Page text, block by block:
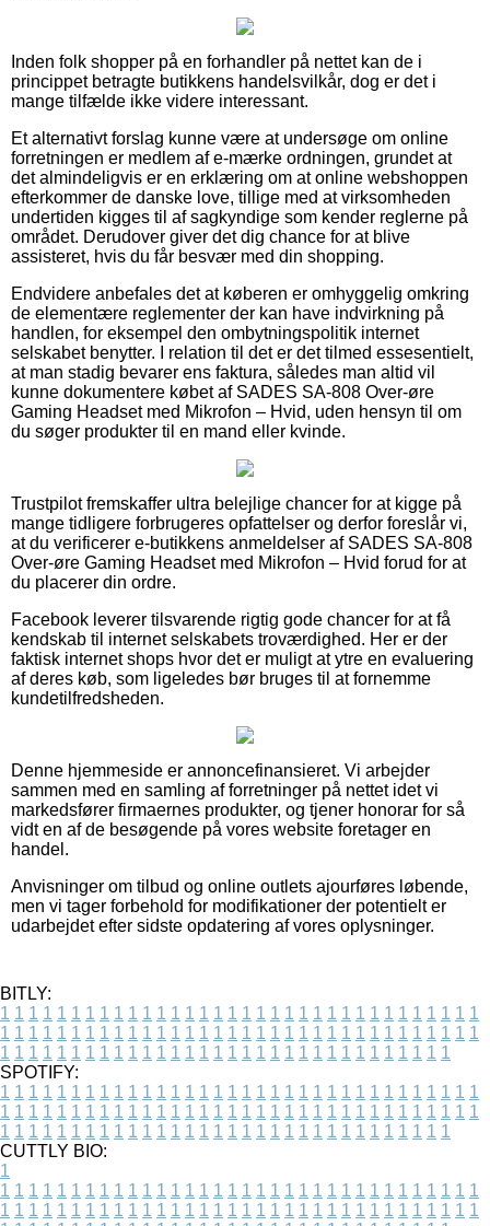
Inden folk shopper på en forhandler på nettet kan de i
princippet betragte butikkens handelsvilkår, dog er det i
mange tilfælde ikke videre interessant.
Et alternativt forslag kunne være at undersøge om online
forretningen er medlem af e-mærke ordningen, grundet at
det almindeligvis er en erklæring om at online webshoppen
efterkommer de danske love, tillige med at virksomheden
undertiden kigges til af sagkyndige som kender reglerne på
området. Derudover giver det dig chance for at blive
assisteret, hvis du får besvær med din shopping.
Endvidere anbefales det at køberen er omhyggelig omkring
de elementære reglementer der kan have indvirkning på
handlen, for eksempel den ombytningspolitik internet
selskabet benytter. I relation til det er det tilmed essesentielt,
at man stadig bevarer ens faktura, således man altid vil
kunne dokumentere købet af SADES SA-808 Over-øre
Gaming Headset med Mikrofon – Hvid, uden hensyn til om
du søger produkter til en mand eller kvinde.
Trustpilot fremskaffer ultra belejlige chancer for at kigge på
mange tidligere forbrugeres opfattelser og derfor foreslår vi,
at du verificerer e-butikkens anmeldelser af SADES SA-808
Over-øre Gaming Headset med Mikrofon – Hvid forud for at
du placerer din ordre.
Facebook leverer tilsvarende rigtig gode chancer for at få
kendskab til internet selskabets troværdighed. Her er der
faktisk internet shops hvor det er muligt at ytre en evaluering
af deres køb, som ligeledes bør bruges til at fornemme
kundetilfredsheden.
Denne hjemmeside er annoncefinansieret. Vi arbejder
sammen med en samling af forretninger på nettet idet vi
markedsfører firmaernes produkter, og tjener honorar for så
vidt en af de besøgende på vores website foretager en
handel.
Anvisninger om tilbud og online outlets ajourføres løbende,
men vi tager forbehold for modifikationer der potentielt er
udarbejdet efter sidste opdatering af vores oplysninger.
BITLY:
1 1 1 1 1 1 1 1 1 1 1 1 1 1 1 1 1 1 1 1 1 1 1 1 1 1 1 1 1 1 1 1 1 1
1 1 1 1 1 1 1 1 1 1 1 1 1 1 1 1 1 1 1 1 1 1 1 1 1 1 1 1 1 1 1 1 1 1
1 1 1 1 1 1 1 1 1 1 1 1 1 1 1 1 1 1 1 1 1 1 1 1 1 1 1 1 1 1 1 1
SPOTIFY:
1 1 1 1 1 1 1 1 1 1 1 1 1 1 1 1 1 1 1 1 1 1 1 1 1 1 1 1 1 1 1 1 1 1
1 1 1 1 1 1 1 1 1 1 1 1 1 1 1 1 1 1 1 1 1 1 1 1 1 1 1 1 1 1 1 1 1 1
1 1 1 1 1 1 1 1 1 1 1 1 1 1 1 1 1 1 1 1 1 1 1 1 1 1 1 1 1 1 1 1
CUTTLY BIO:
1
1 1 1 1 1 1 1 1 1 1 1 1 1 1 1 1 1 1 1 1 1 1 1 1 1 1 1 1 1 1 1 1 1 1
1 1 1 1 1 1 1 1 1 1 1 1 1 1 1 1 1 1 1 1 1 1 1 1 1 1 1 1 1 1 1 1 1 1